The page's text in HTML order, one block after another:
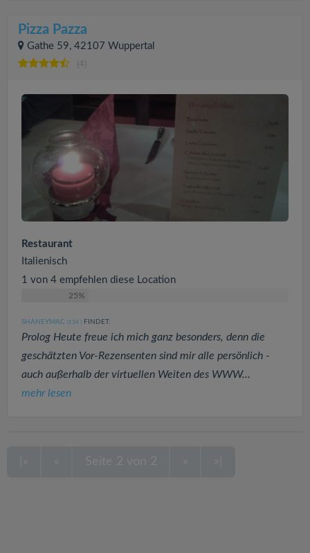
Pizza Pazza
Gathe 59, 42107 Wuppertal
(4)
Restaurant
Italienisch
1 von 4 empfehlen diese Location
25%
SHANEYMAC (134 ) FINDET:
Prolog Heute freue ich mich ganz besonders, denn die
geschätzten Vor-Rezensenten sind mir alle persönlich -
auch außerhalb der virtuellen Weiten des WWW...
mehr lesen